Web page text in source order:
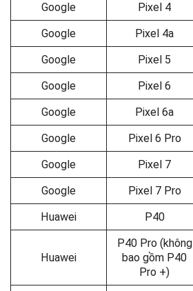
Google
Pixel 4
Google
Pixel 4a
Google
Pixel 5
Google
Pixel 6
Google
Pixel 6a
Google
Pixel 6 Pro
Google
Pixel 7
Google
Pixel 7 Pro
Huawei
P40
Huawei
P40 Pro (không
bao gồm P40
Pro +)